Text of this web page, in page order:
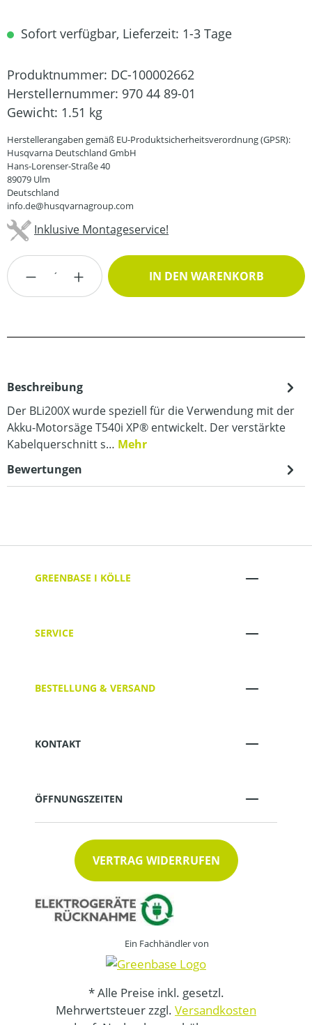
Sofort verfügbar, Lieferzeit: 1-3 Tage
Produktnummer: DC-100002662
Herstellernummer: 970 44 89-01
Gewicht: 1.51 kg
Herstellerangaben gemäß EU-Produktsicherheitsverordnung (GPSR):
Husqvarna Deutschland GmbH
Hans-Lorenser-Straße 40
89079 Ulm
Deutschland
info.de@husqvarnagroup.com
Inklusive Montageservice!
Produkt Anzahl: Gib den gewünschten
IN DEN WARENKORB
Beschreibung
Der BLi200X wurde speziell für die Verwendung mit der
Akku-Motorsäge T540i XP® entwickelt. Der verstärkte
Kabelquerschnitt s… Mehr
Bewertungen
GREENBASE I KÖLLE
SERVICE
BESTELLUNG & VERSAND
KONTAKT
ÖFFNUNGSZEITEN
VERTRAG WIDERRUFEN
Ein Fachhändler von
* Alle Preise inkl. gesetzl.
Mehrwertsteuer zzgl. Versandkosten